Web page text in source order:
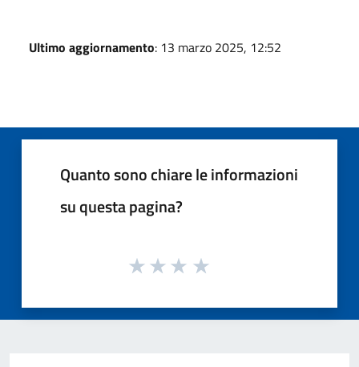
Ultimo aggiornamento: 13 marzo 2025, 12:52
Quanto sono chiare le informazioni
su questa pagina?